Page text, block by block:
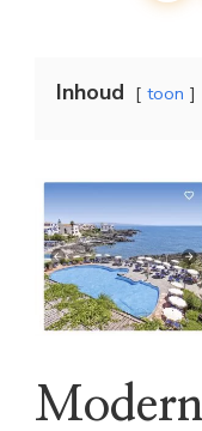
Inhoud toon